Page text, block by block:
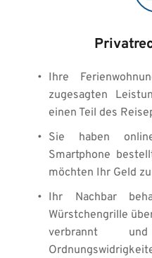
Ihre
zugesagten
einen Teil des
Sie haben
Smartphone
möchten Ihr Geld
Ihr Nachbar
Würstchengrille
verbrannt